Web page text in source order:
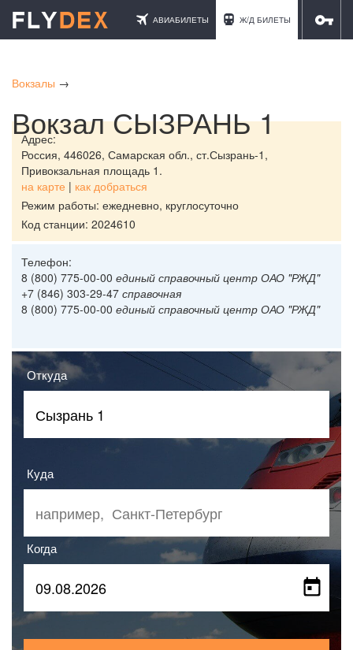
АВИАБИЛЕТЫ Ж/Д БИЛЕТЫ ОТЕЛИ
Вокзалы →
Вокзал СЫЗРАНЬ 1
Адрес:
Россия, 446026, Самарская обл., ст.Сызрань-1,
Привокзальная площадь 1.
на карте | как добраться
Режим работы: ежедневно, круглосуточно
Код станции: 2024610
Телефон:
8 (800) 775-00-00 единый справочный центр ОАО "РЖД"
+7 (846) 303-29-47 справочная
8 (800) 775-00-00 единый справочный центр ОАО "РЖД"
Откуда
Куда
Когда